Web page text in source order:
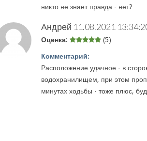
никто не знает правда - нет?
Андрей 11.08.2021
Оценка: (5)
Комментарий:
Расположение удачное - в
водохранилищем, при этом
минутах ходьбы - тоже плюс,